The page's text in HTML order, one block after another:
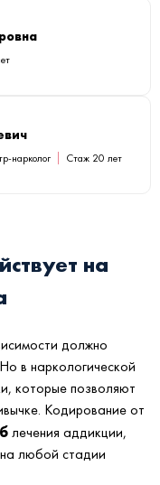
нарколог
Стаж 20 лет
на
должно
в наркологической
которые позволяют
Кодирование от
лечения аддикции,
любой стадии